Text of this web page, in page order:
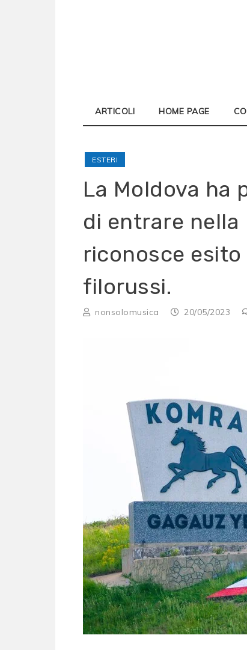
ARTICOLI HOME PAGE
ESTERI
La Moldova ha
di entrare nella
riconosce
filorussi.
nonsolomusica 20/05/2023